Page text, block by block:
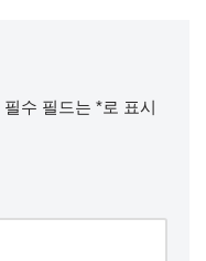
필수 필드는 *로 표시